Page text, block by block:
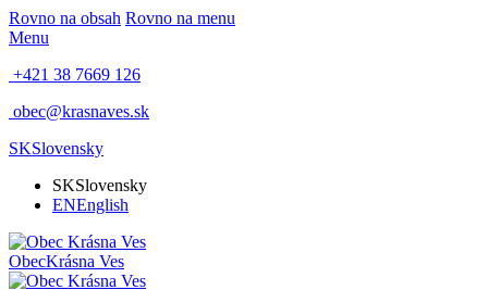
Rovno na obsah Rovno na menu
Menu
+421 38 7669 126
obec@krasnaves.sk
SKSlovensky
SKSlovensky
ENEnglish
ObecKrásna Ves